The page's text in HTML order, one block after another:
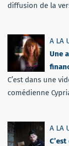
diffusion de la
A LA
Une
C’est dans une
comédienne
A LA